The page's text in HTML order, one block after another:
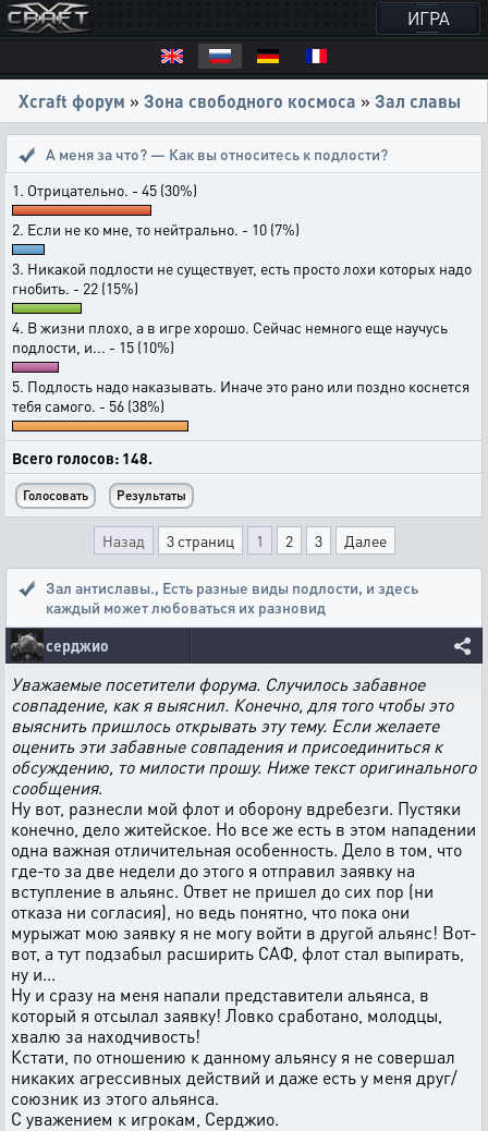
ИГРА
Xcraft форум » Зона свободного космоса » Зал славы
А меня за что? — Как вы относитесь к подлости?
1. Отрицательно. - 45 (30%)
2. Если не ко мне, то нейтрально. - 10 (7%)
3. Никакой подлости не существует, есть просто лохи которых надо
гнобить. - 22 (15%)
4. В жизни плохо, а в игре хорошо. Сейчас немного еще научусь
подлости, и... - 15 (10%)
5. Подлость надо наказывать. Иначе это рано или поздно коснется
тебя самого. - 56 (38%)
Всего голосов: 148.
Назад 3 страниц 1 2 3 Далее
Зал антиславы., Есть разные виды подлости, и здесь
каждый может любоваться их разновид
серджио
Уважаемые посетители форума. Случилось забавное
совпадение, как я выяснил. Конечно, для того чтобы это
выяснить пришлось открывать эту тему. Если желаете
оценить эти забавные совпадения и присоединиться к
обсуждению, то милости прошу. Ниже текст оригинального
сообщения.
Ну вот, разнесли мой флот и оборону вдребезги. Пустяки
конечно, дело житейское. Но все же есть в этом нападении
одна важная отличительная особенность. Дело в том, что
где-то за две недели до этого я отправил заявку на
вступление в альянс. Ответ не пришел до сих пор (ни
отказа ни согласия), но ведь понятно, что пока они
мурыжат мою заявку я не могу войти в другой альянс! Вот-
вот, а тут подзабыл расширить САФ, флот стал выпирать,
ну и...
Ну и сразу на меня напали представители альянса, в
который я отсылал заявку! Ловко сработано, молодцы,
хвалю за находчивость!
Кстати, по отношению к данному альянсу я не совершал
никаких агрессивных действий и даже есть у меня друг/
союзник из этого альянса.
С уважением к игрокам, Серджио.